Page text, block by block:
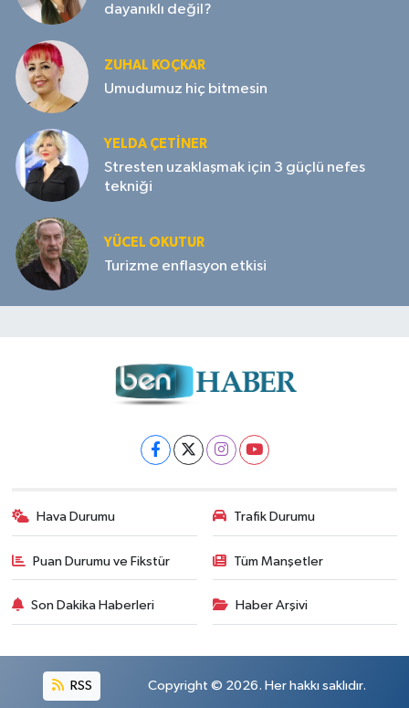
dayanıklı değil?
ZUHAL KOÇKAR
Umudumuz hiç bitmesin
YELDA ÇETİNER
Stresten uzaklaşmak için 3 güçlü nefes
tekniği
YÜCEL OKUTUR
Turizme enflasyon etkisi
Hava Durumu Trafik Durumu
Puan Durumu ve Fikstür Tüm Manşetler
Son Dakika Haberleri Haber Arşivi
RSS Copyright © 2026. Her hakkı saklıdır.